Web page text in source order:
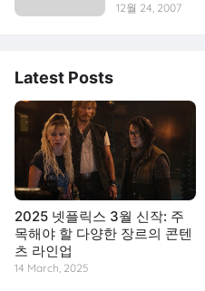
12월 24, 2007
Latest Posts
2025 넷플릭스 3월 신작: 주
목해야 할 다양한 장르의 콘텐
츠 라인업
14 March, 2025